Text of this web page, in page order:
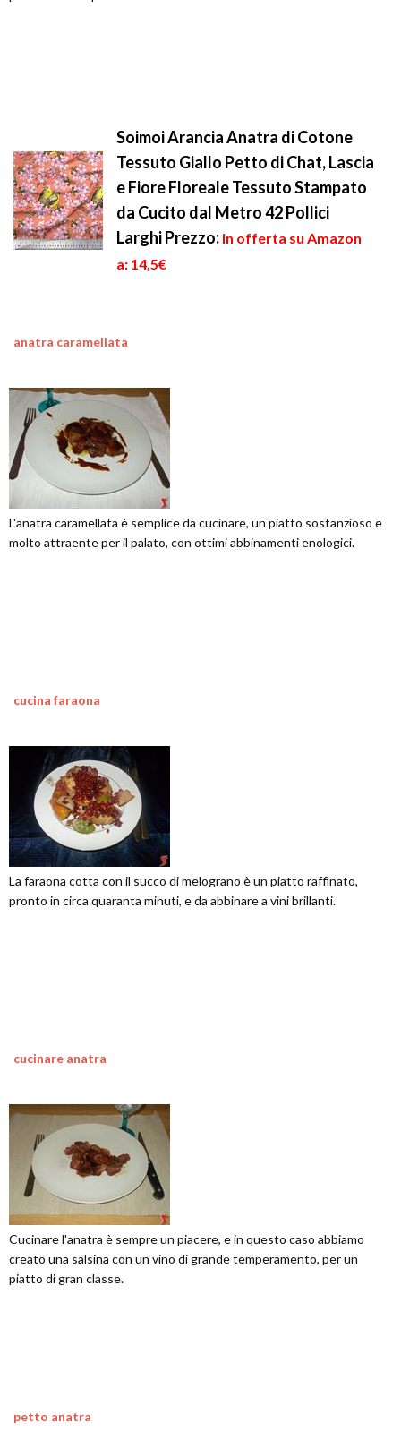
Soimoi Arancia Anatra di Cotone
Tessuto Giallo Petto di Chat, Lascia
e Fiore Floreale Tessuto Stampato
da Cucito dal Metro 42 Pollici
LarghiPrezzo: in offerta su Amazon
a: 14,5€
anatra caramellata
L'anatra caramellata è semplice da cucinare, un piatto sostanzioso e
molto attraente per il palato, con ottimi abbinamenti enologici.
cucina faraona
La faraona cotta con il succo di melograno è un piatto raffinato,
pronto in circa quaranta minuti, e da abbinare a vini brillanti.
cucinare anatra
Cucinare l'anatra è sempre un piacere, e in questo caso abbiamo
creato una salsina con un vino di grande temperamento, per un
piatto di gran classe.
petto anatra